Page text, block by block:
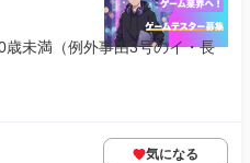
未満（例外事由3号のイ・長
気になる